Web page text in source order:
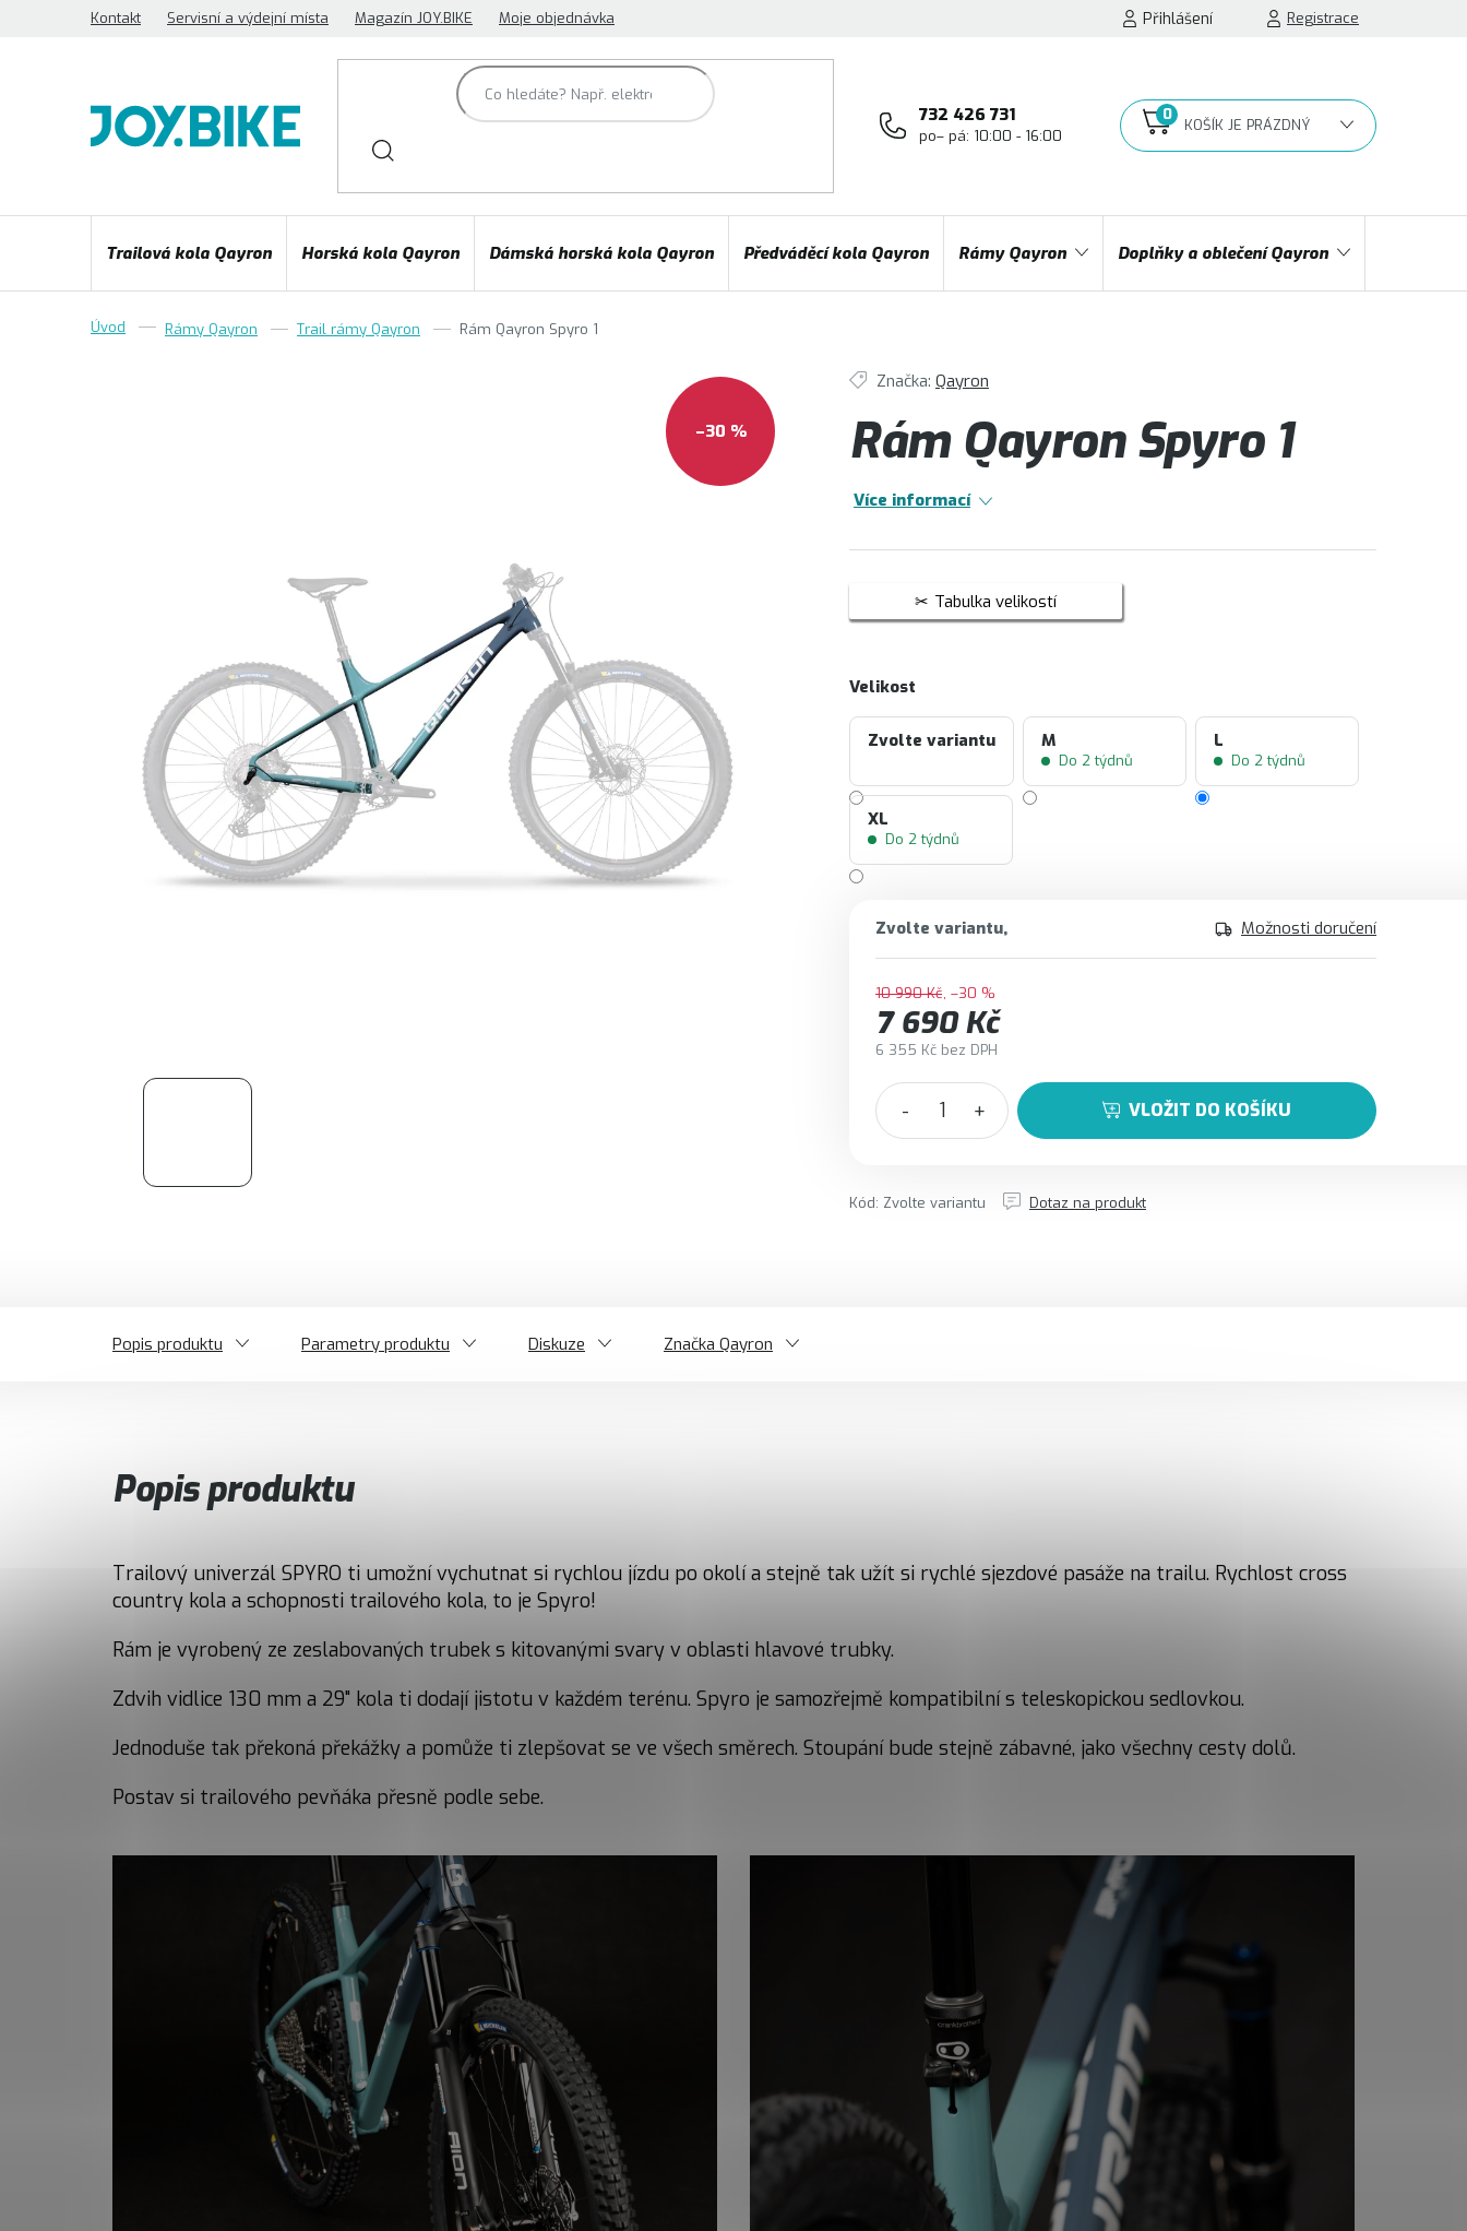
Kontakt Servisní a výdejní místa Magazín JOY.BIKE Moje objednávka Přihlášení Registrace
732 426 731
po– pá: 10:00 - 16:00
NÁKUPNÍ
Trailová kola Qayron Horská kola Qayron Dámská horská kola Qayron Předváděcí kola Qayron Rámy Qayron Doplňky a oblečení Qayron
Rámy Qayron Trail rámy Qayron Rám Qayron Spyro 1
Rám Qayron Spyro 1
Značka:Qayron
Více informací
Tabulka velikostí
Velikost
Zvolte variantu M
Do 2 týdnů
L
Do 2 týdnů
XL
Do 2 týdnů
Zvolte variantu Možnosti doručení
10 990 Kč –30 %
7 690 Kč
6 355 Kč bez DPH
VLOŽIT DO KOŠÍKU
Kód: Zvolte variantu Dotaz na produkt
–30 %
Popis produktu Parametry produktu Diskuze Značka Qayron
Popis produktu
Trailový univerzál SPYRO ti umožní vychutnat si rychlou jízdu po okolí a stejně tak užít si rychlé sjezdové pasáže na trailu. Rychlost cross
country kola a schopnosti trailového kola, to je Spyro!
Rám je vyrobený ze zeslabovaných trubek s kitovanými svary v oblasti hlavové trubky.
Zdvih vidlice 130 mm a 29" kola ti dodají jistotu v každém terénu. Spyro je samozřejmě kompatibilní s teleskopickou sedlovkou.
Jednoduše tak překoná překážky a pomůže ti zlepšovat se ve všech směrech. Stoupání bude stejně zábavné, jako všechny cesty dolů.
Postav si trailového pevňáka přesně podle sebe.